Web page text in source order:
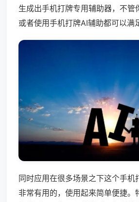
生成出手机打牌专用辅助器，不管
或者使用手机打牌AI辅助都可以满
同时应用在很多场景之下这个手机
非常有用的，使用起来简单便捷。